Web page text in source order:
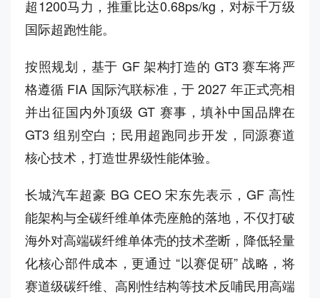
超1200马力，推重比达0.68ps/kg，对标千万级
国际超跑性能。
按照规划，基于 GF 架构打造的 GT3 赛车将严
格遵循 FIA 国际汽联标准，于 2027 年正式亮相
并出征国内外顶级 GT 赛事，填补中国品牌在
GT3 组别空白；民用超跑同步开发，同源赛道
核心技术，打造世界级性能体验。
长城汽车超豪 BG CEO 宋东先表示，GF 高性
能架构与全碳纤维单体壳座舱的落地，不仅打破
海外对高端碳纤维单体壳的技术垄断，降低轻量
化核心部件成本，更通过 “以赛促研” 战略，将
赛道级碳纤维、高刚性结构等技术反哺民用高端